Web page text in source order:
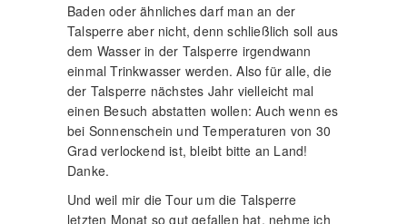
Baden oder ähnliches darf man an der
Talsperre aber nicht, denn schließlich soll aus
dem Wasser in der Talsperre irgendwann
einmal Trinkwasser werden. Also für alle, die
der Talsperre nächstes Jahr vielleicht mal
einen Besuch abstatten wollen: Auch wenn es
bei Sonnenschein und Temperaturen von 30
Grad verlockend ist, bleibt bitte an Land!
Danke.
Und weil mir die Tour um die Talsperre
letzten Monat so gut gefallen hat, nehme ich